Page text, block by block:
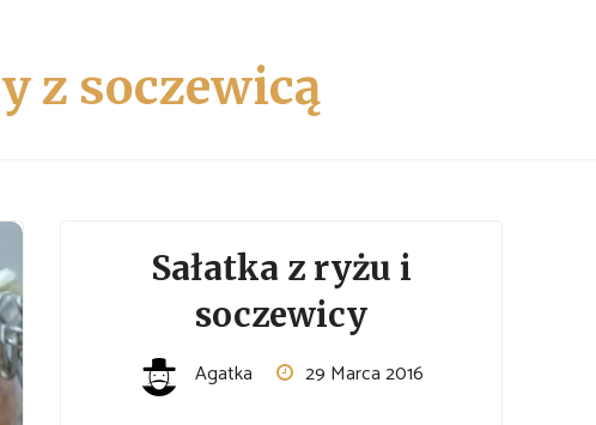
z soczewicą
Sałatka z ryżu i
soczewicy
Agatka 29 Marca 2016